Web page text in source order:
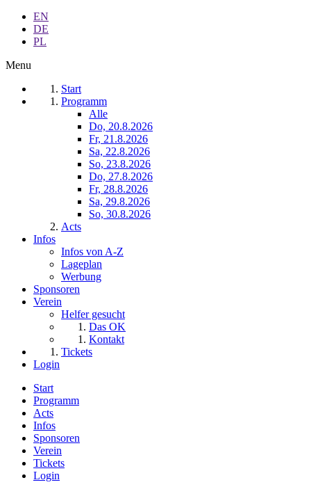
EN
DE
PL
Menu
Start
Programm
Alle
Do, 20.8.2026
Fr, 21.8.2026
Sa, 22.8.2026
So, 23.8.2026
Do, 27.8.2026
Fr, 28.8.2026
Sa, 29.8.2026
So, 30.8.2026
Acts
Infos
Infos von A-Z
Lageplan
Werbung
Sponsoren
Verein
Helfer gesucht
Das OK
Kontakt
Tickets
Login
Start
Programm
Acts
Infos
Sponsoren
Verein
Tickets
Login